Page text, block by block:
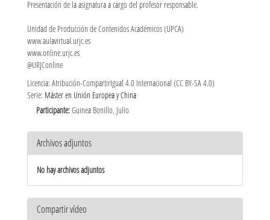
Presentación de la asignatura a cargo del profesor responsable.
Unidad de Producción de Contenidos Académicos (UPCA)
www.aulavirtual.urjc.es
www.online.urjc.es
@URJConline
Licencia: Atribución-CompartirIgual 4.0 Internacional (CC BY-SA 4.0)
Serie: Máster en Unión Europea y China
Participante:Guinea Bonillo, Julio
Archivos adjuntos
No hay archivos adjuntos
Compartir vídeo